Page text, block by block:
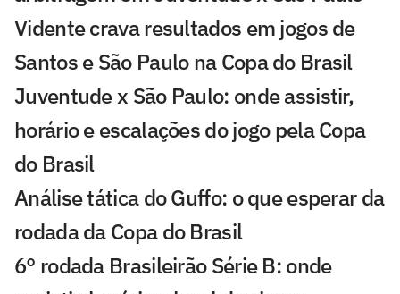
Vidente crava resultados em jogos de
Santos e São Paulo na Copa do Brasil
Juventude x São Paulo: onde assistir,
horário e escalações do jogo pela Copa
do Brasil
Análise tática do Guffo: o que esperar da
rodada da Copa do Brasil
6° rodada Brasileirão Série B: onde